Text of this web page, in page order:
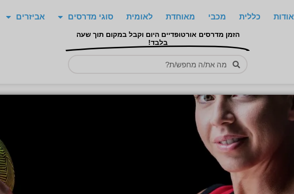
אודות כללית מכבי מאוחדת לאומית סוגי מדרסים אביזרים
הזמן מדרסים אורטופדיים היום וקבל במקום תוך שעה
בלבד!